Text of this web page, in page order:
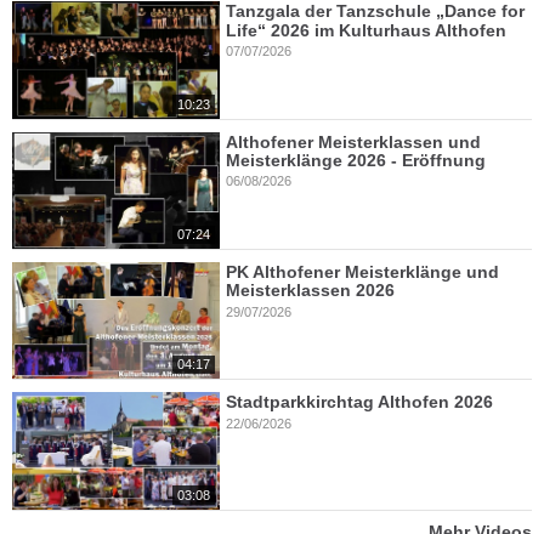
10:23
Tanzgala der Tanzschule „Dance for
Life“ 2026 im Kulturhaus Althofen
07/07/2026
07:24
Althofener Meisterklassen und
Meisterklänge 2026 - Eröffnung
06/08/2026
04:17
PK Althofener Meisterklänge und
Meisterklassen 2026
29/07/2026
03:08
Stadtparkkirchtag Althofen 2026
22/06/2026